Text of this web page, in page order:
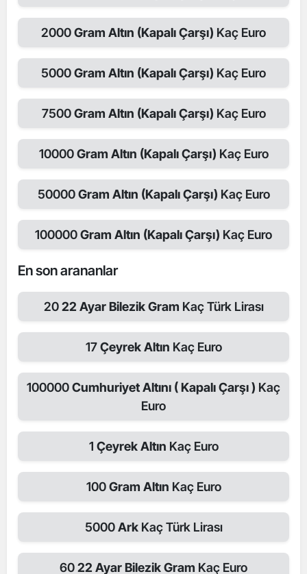
2000Gram Altın (Kapalı Çarşı) Kaç Euro
5000Gram Altın (Kapalı Çarşı) Kaç Euro
7500Gram Altın (Kapalı Çarşı) Kaç Euro
10000Gram Altın (Kapalı Çarşı) Kaç Euro
50000Gram Altın (Kapalı Çarşı) Kaç Euro
100000Gram Altın (Kapalı Çarşı) Kaç Euro
En son arananlar
2022 Ayar Bilezik Gram Kaç Türk Lirası
17Çeyrek Altın Kaç Euro
100000Cumhuriyet Altını ( Kapalı Çarşı ) Kaç
Euro
1 Çeyrek Altın Kaç Euro
100Gram Altın Kaç Euro
5000Ark Kaç Türk Lirası
6022 Ayar Bilezik Gram Kaç Euro